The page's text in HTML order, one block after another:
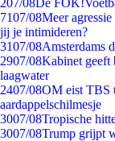
207/08De
7107/08Meer
jij je intimideren?
3107/08Amsterdams
2907/08Kabinet geeft
laagwater
2407/08OM eist TBS
aardappelschilmesje
3007/08Tropische
3007/08Trump grijpt